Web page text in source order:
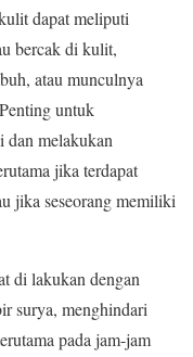
dapat meliputi
bercak di kulit,
atau munculnya
untuk
dan melakukan
jika terdapat
jika seseorang memiliki
di lakukan dengan
surya, menghindari
pada jam-jam